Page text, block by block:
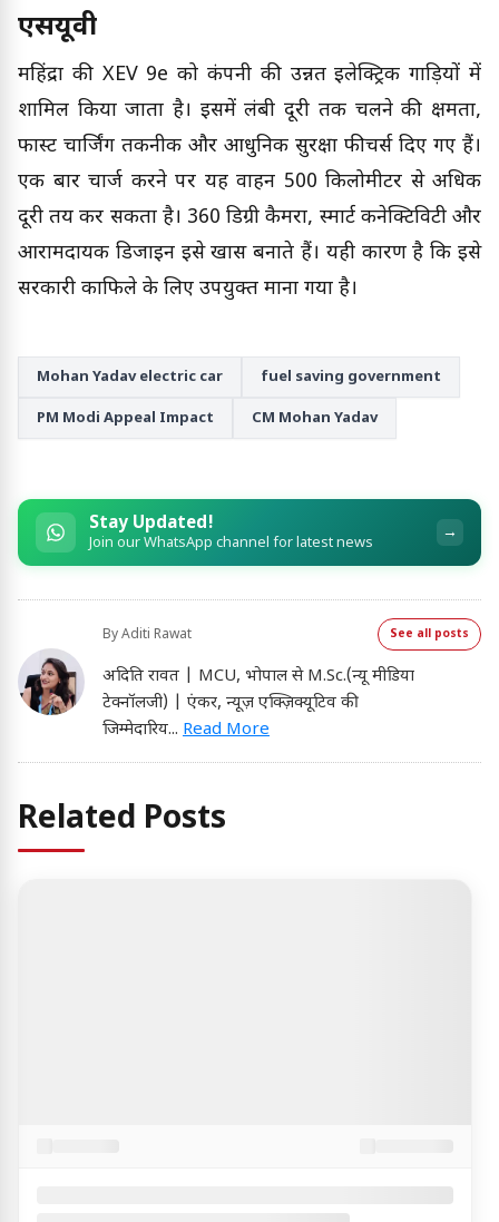
एसयूवी
महिंद्रा की XEV 9e को कंपनी की उन्नत इलेक्ट्रिक गाड़ियों में
शामिल किया जाता है। इसमें लंबी दूरी तक चलने की क्षमता,
फास्ट चार्जिंग तकनीक और आधुनिक सुरक्षा फीचर्स दिए गए हैं।
एक बार चार्ज करने पर यह वाहन 500 किलोमीटर से अधिक
दूरी तय कर सकता है। 360 डिग्री कैमरा, स्मार्ट कनेक्टिविटी और
आरामदायक डिजाइन इसे खास बनाते हैं। यही कारण है कि इसे
सरकारी काफिले के लिए उपयुक्त माना गया है।
Mohan Yadav electric car fuel saving government
PM Modi Appeal Impact CM Mohan Yadav
Stay Updated!
Join our WhatsApp channel for latest news →
ByAditi Rawat See all posts
अदिति रावत | MCU, भोपाल से M.Sc.(न्यू मीडिया
टेक्नॉलजी) | एंकर, न्यूज़ एक्ज़िक्यूटिव की
जिम्मेदारिय... Read More
Related Posts